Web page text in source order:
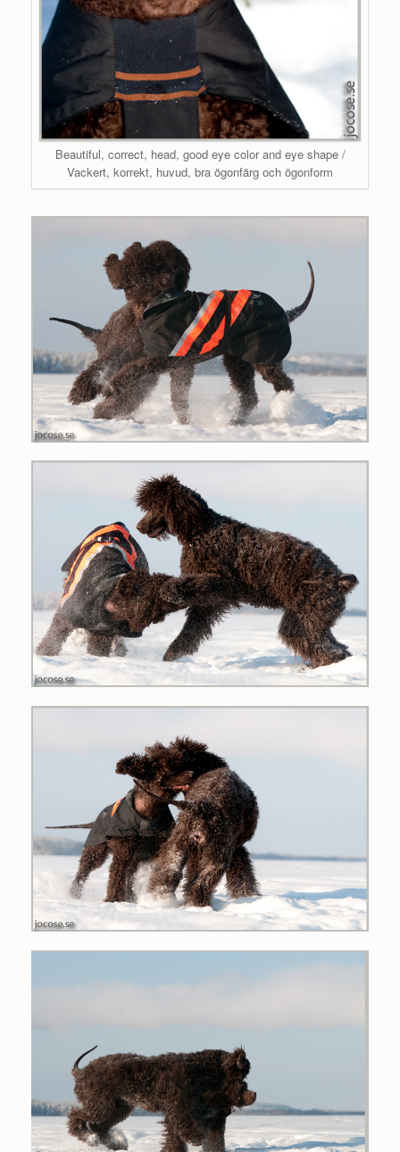
Beautiful, correct, head, good eye color and eye shape /
Vackert, korrekt, huvud, bra ögonfärg och ögonform